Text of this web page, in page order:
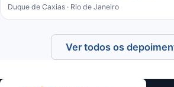
Duque de Caxias · Rio de Janeiro
Ver todos os